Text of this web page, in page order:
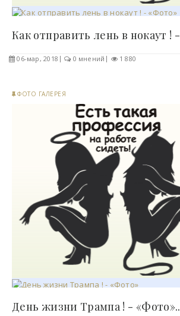
06-мар, 2018 0 мнений 1 880
ФОТО ГАЛЕРЕЯ
День жизни Трампа ! - «Фото»..